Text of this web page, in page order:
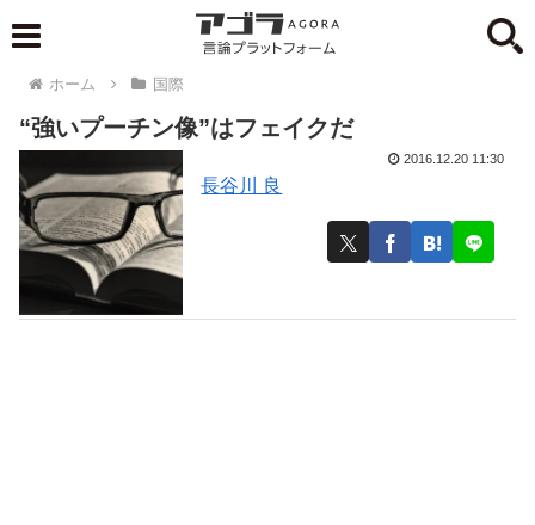
ホーム 国際
“強いプーチン像”はフェイクだ
長谷川 良
2016.12.20 11:30